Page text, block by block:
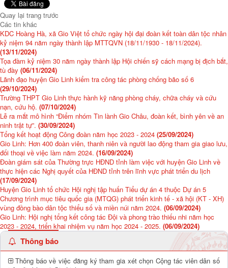
Quay lại trang trước
Các tin khác
KDC Hoàng Hà, xã Gio Việt tổ chức ngày hội đại đoàn kết toàn dân tộc nhân
kỷ niệm 94 năm ngày thành lập MTTQVN (18/11/1930 - 18/11/2024).
(13/11/2024)
Tọa đàm kỷ niệm 30 năm ngày thành lập Hội chiến sỹ cách mạng bị địch bắt,
tù đày (06/11/2024)
Lãnh đạo huyện Gio Linh kiểm tra công tác phòng chống bão số 6
(29/10/2024)
Trường THPT Gio Linh thực hành kỹ năng phòng cháy, chữa cháy và cứu
nạn, cứu hộ. (07/10/2024)
Lễ ra mắt mô hình “Điểm nhóm Tin lành Gio Châu, đoàn kết, bình yên về an
ninh trật tự”. (30/09/2024)
Tổng kết hoạt động Công đoàn năm học 2023 - 2024 (25/09/2024)
Gio Linh: Hơn 400 đoàn viên, thanh niên và người lao động tham gia giao lưu,
đối thoại về việc làm năm 2024. (16/09/2024)
Đoàn giám sát của Thường trực HĐND tỉnh làm việc với huyện Gio Linh về
thực hiện các Nghị quyết của HĐND tỉnh trên lĩnh vực phát triển du lịch
(17/09/2024)
Huyện Gio Linh tổ chức Hội nghị tập huấn Tiểu dự án 4 thuộc Dự án 5
Chương trình mục tiêu quốc gia (MTQG) phát triển kinh tế - xã hội (KT - XH)
vùng đồng bào dân tộc thiểu số và miền núi năm 2024. (06/09/2024)
Gio Linh: Hội nghị tổng kết công tác Đội và phong trào thiếu nhi năm học
2023 - 2024, triển khai nhiệm vụ năm học 2024 - 2025. (06/09/2024)
Thông báo
Thông báo về việc đăng ký tham gia xét chọn Cộng tác viên dân số